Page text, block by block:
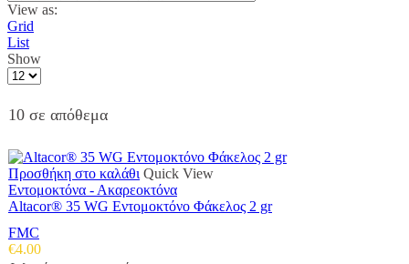
View as:
Grid
List
Show
Products
page
10 σε απόθεμα
Προσθήκη στο καλάθι Quick View
Εντομοκτόνα - Ακαρεοκτόνα
Altacor® 35 WG Εντομοκτόνο Φάκελος 2 gr
FMC
€4.00